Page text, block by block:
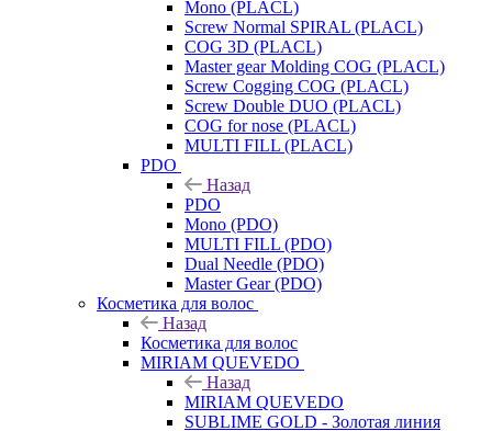
Mono (PLACL)
Screw Normal SPIRAL (PLACL)
COG 3D (PLACL)
Master gear Molding COG (PLACL)
Screw Cogging COG (PLACL)
Screw Double DUO (PLACL)
COG for nose (PLACL)
MULTI FILL (PLACL)
PDO
Назад
PDO
Mono (PDO)
MULTI FILL (PDO)
Dual Needle (PDO)
Master Gear (PDO)
Косметика для волос
Назад
Косметика для волос
MIRIAM QUEVEDO
Назад
MIRIAM QUEVEDO
SUBLIME GOLD - Золотая линия